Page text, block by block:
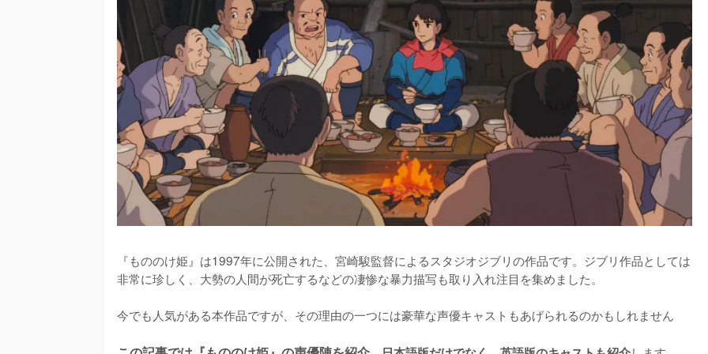
『もののけ姫』は1997年に公開された、宮崎駿監督によるスタジオジブリの作品です。ジブリ作品としては
非常に珍しく、大勢の人間が死亡するなどの凄惨な暴力描写も取り入れ注目を集めました。
今でも人気がある本作品ですが、その理由の一つには豪華な声優キャストもあげられるのかもしれません